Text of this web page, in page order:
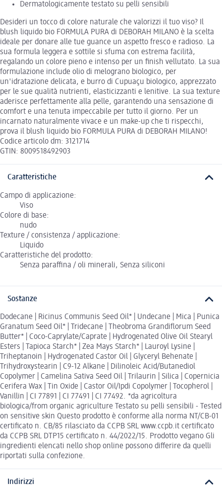
Dermatologicamente testato su pelli sensibili
Desideri un tocco di colore naturale che valorizzi il tuo viso? Il
blush liquido bio FORMULA PURA di DEBORAH MILANO è la scelta
ideale per donare alle tue guance un aspetto fresco e radioso. La
sua formula leggera e sottile si sfuma con estrema facilità,
regalando un colore pieno e intenso per un finish vellutato. La sua
formulazione include olio di melograno biologico, per
un'idratazione delicata, e burro di Cupuaçu biologico, apprezzato
per le sue qualità nutrienti, elasticizzanti e lenitive. La sua texture
aderisce perfettamente alla pelle, garantendo una sensazione di
comfort e una tenuta impeccabile per tutto il giorno. Per un
incarnato naturalmente vivace e un make-up che ti rispecchi,
prova il blush liquido bio FORMULA PURA di DEBORAH MILANO!
Codice articolo dm: 3121714
GTIN: 8009518492903
Caratteristiche
Campo di applicazione:
Viso
Colore di base:
nudo
Texture / consistenza / applicazione:
Liquido
Caratteristiche del prodotto:
Senza paraffina / oli minerali, Senza siliconi
Sostanze
Dodecane | Ricinus Communis Seed Oil* | Undecane | Mica | Punica
Granatum Seed Oil* | Tridecane | Theobroma Grandiflorum Seed
Butter* | Coco-Caprylate/Caprate | Hydrogenated Olive Oil Stearyl
Esters | Tapioca Starch* | Zea Mays Starch* | Lauroyl Lysine |
Triheptanoin | Hydrogenated Castor Oil | Glyceryl Behenate |
Trihydroxystearin | C9-12 Alkane | Dilinoleic Acid/Butanediol
Copolymer | Camelina Sativa Seed Oil | Trilaurin | Silica | Copernicia
Cerifera Wax | Tin Oxide | Castor Oil/Ipdi Copolymer | Tocopherol |
Vanillin | CI 77891 | CI 77491 | CI 77492. *da agricoltura
biologica/from organic agriculture Testato su pelli sensibili - Tested
on sensitive skin Questo prodotto è conforme alla norma NT/CB-01
certificato n. CB/85 rilasciato da CCPB SRL www.ccpb.it certificato
da CCPB SRL DTP15 certificato n. 44/2022/15. Prodotto vegano Gli
ingredienti elencati nello shop online possono differire da quelli
riportati sulla confezione.
Indirizzi